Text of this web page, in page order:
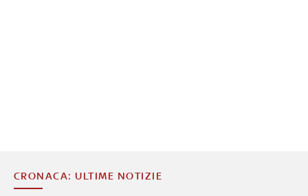
CRONACA: ULTIME NOTIZIE